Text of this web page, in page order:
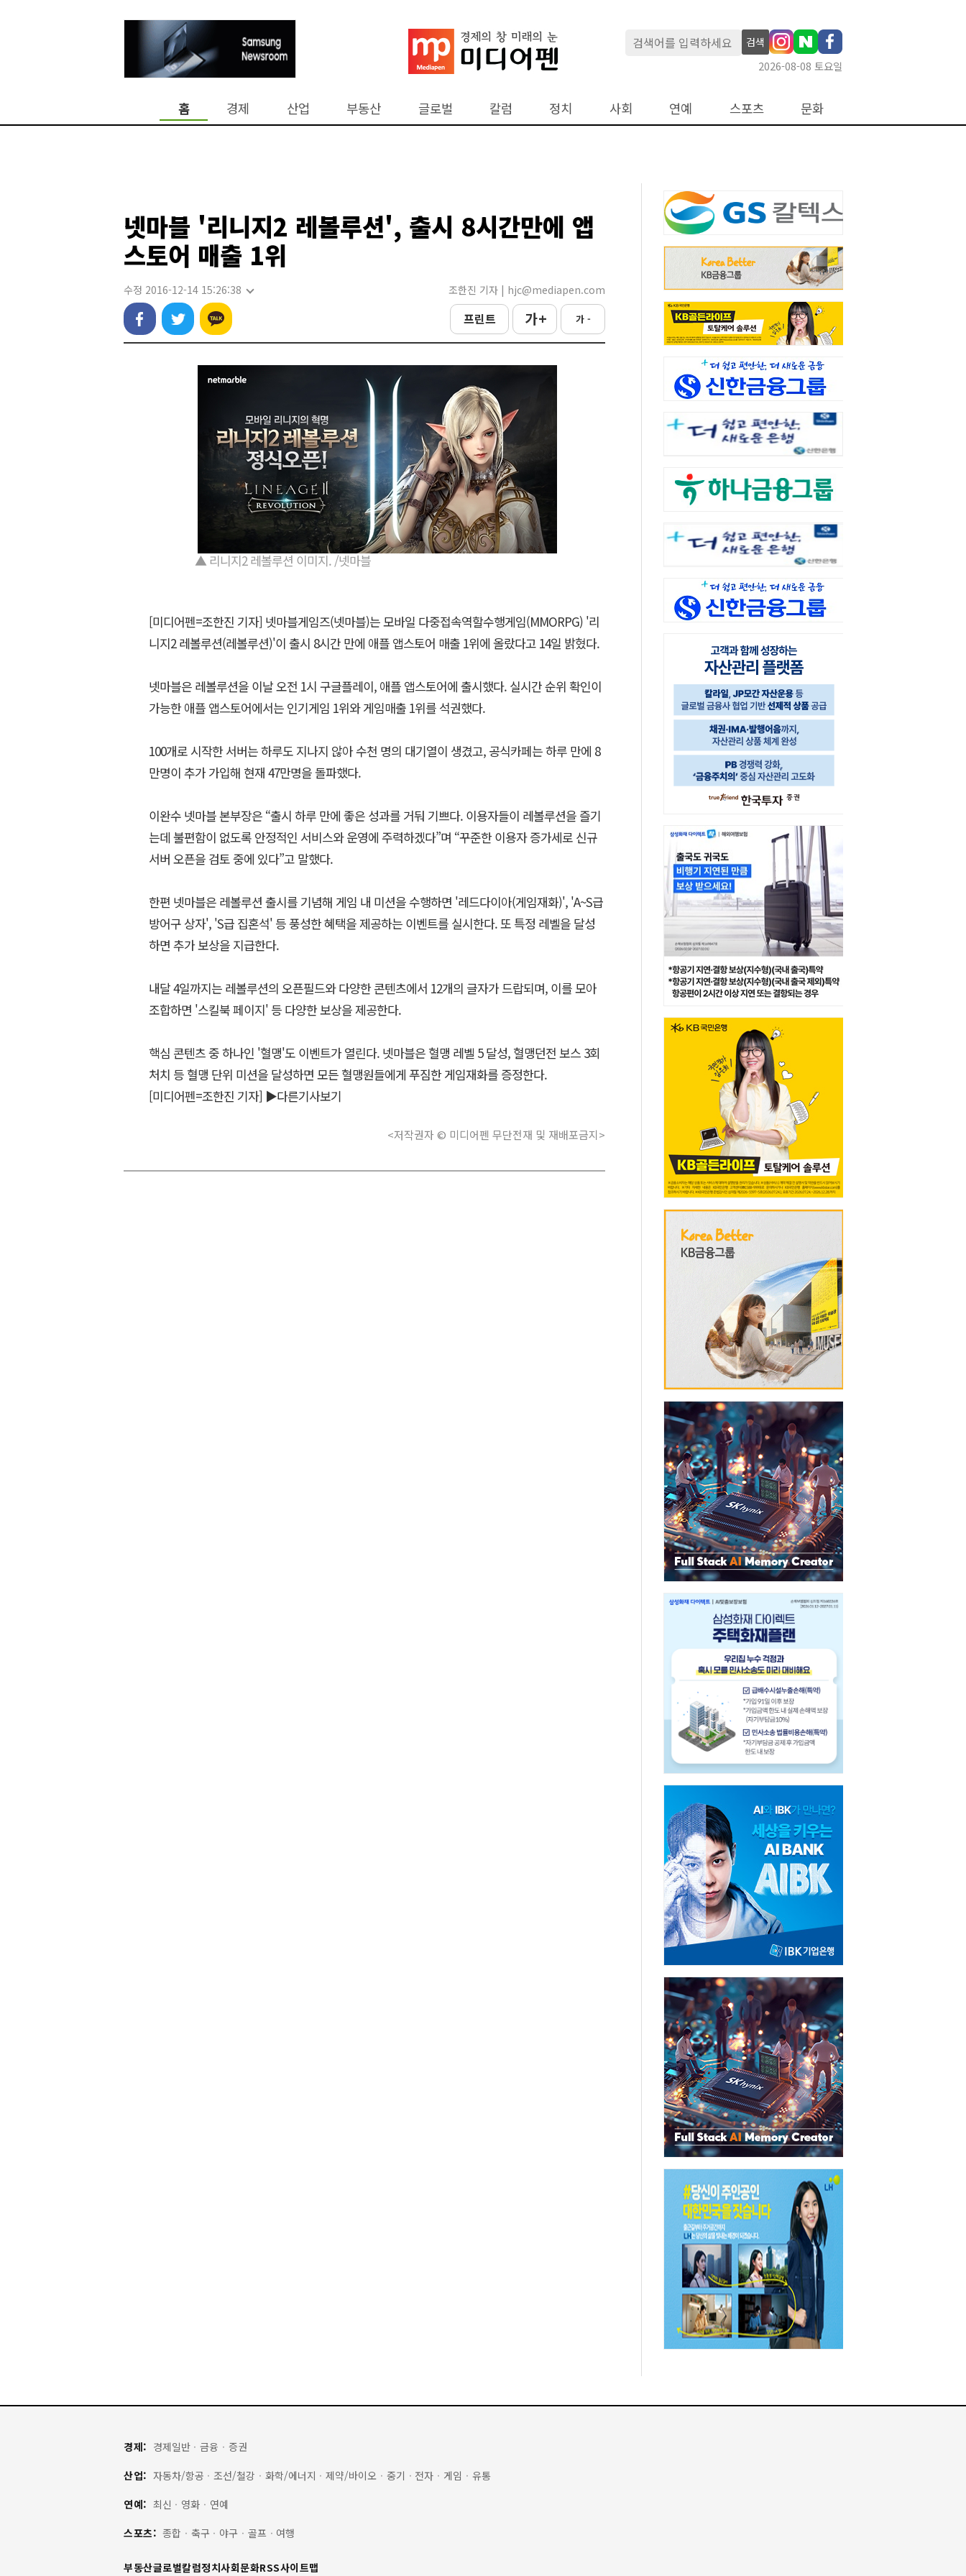
검색
2026-08-08 토요일
홈 경제 산업 부동산 글로벌 칼럼 정치 사회 연예 스포츠 문화
넷마블 '리니지2 레볼루션', 출시 8시간만에 앱
스토어 매출 1위
수정 2016-12-14 15:26:38 조한진 기자 | hjc@mediapen.com
프린트 가 + 가 -
▲ 리니지2 레볼루션 이미지. /넷마블
[미디어펜=조한진 기자] 넷마블게임즈(넷마블)는 모바일 다중접속역할수행게임(MMORPG) '리
니지2 레볼루션(레볼루션)'이 출시 8시간 만에 애플 앱스토어 매출 1위에 올랐다고 14일 밝혔다.
넷마블은 레볼루션을 이날 오전 1시 구글플레이, 애플 앱스토어에 출시했다. 실시간 순위 확인이
가능한 애플 앱스토어에서는 인기게임 1위와 게임매출 1위를 석권했다.
100개로 시작한 서버는 하루도 지나지 않아 수천 명의 대기열이 생겼고, 공식카페는 하루 만에 8
만명이 추가 가입해 현재 47만명을 돌파했다.
이완수 넷마블 본부장은 “출시 하루 만에 좋은 성과를 거둬 기쁘다. 이용자들이 레볼루션을 즐기
는데 불편함이 없도록 안정적인 서비스와 운영에 주력하겠다”며 “꾸준한 이용자 증가세로 신규
서버 오픈을 검토 중에 있다”고 말했다.
한편 넷마블은 레볼루션 출시를 기념해 게임 내 미션을 수행하면 '레드다이아(게임재화)', 'A~S급
방어구 상자', 'S급 집혼석' 등 풍성한 혜택을 제공하는 이벤트를 실시한다. 또 특정 레벨을 달성
하면 추가 보상을 지급한다.
내달 4일까지는 레볼루션의 오픈필드와 다양한 콘텐츠에서 12개의 글자가 드랍되며, 이를 모아
조합하면 '스킬북 페이지' 등 다양한 보상을 제공한다.
핵심 콘텐츠 중 하나인 '혈맹'도 이벤트가 열린다. 넷마블은 혈맹 레벨 5 달성, 혈맹던전 보스 3회
처치 등 혈맹 단위 미션을 달성하면 모든 혈맹원들에게 푸짐한 게임재화를 증정한다.
[미디어펜=조한진 기자] ▶다른기사보기
<저작권자 © 미디어펜 무단전재 및 재배포금지>
경제: 경제일반 · 금융 · 증권
산업: 자동차/항공 · 조선/철강 · 화학/에너지 · 제약/바이오 · 중기 · 전자 · 게임 · 유통
연예: 최신 · 영화 · 연예
스포츠: 종합 · 축구 · 야구 · 골프 · 여행
부동산글로벌칼럼정치사회문화RSS사이트맵